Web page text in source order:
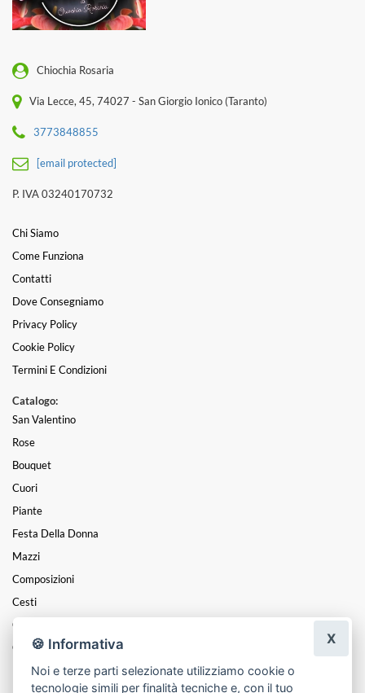
Chiochia Rosaria
Via Lecce, 45, 74027 - San Giorgio Ionico (Taranto)
3773848855
[email protected]
P. IVA 03240170732
Chi Siamo
Come Funziona
Contatti
Dove Consegniamo
Privacy Policy
Cookie Policy
Termini E Condizioni
Catalogo:
San Valentino
Rose
Bouquet
Cuori
Piante
Festa Della Donna
Mazzi
Composizioni
Cesti
Centrotavola
Coroncine
Funebre
🍪 Informativa
Noi e terze parti selezionate utilizziamo cookie o
tecnologie simili per finalità tecniche e, con il tuo
X